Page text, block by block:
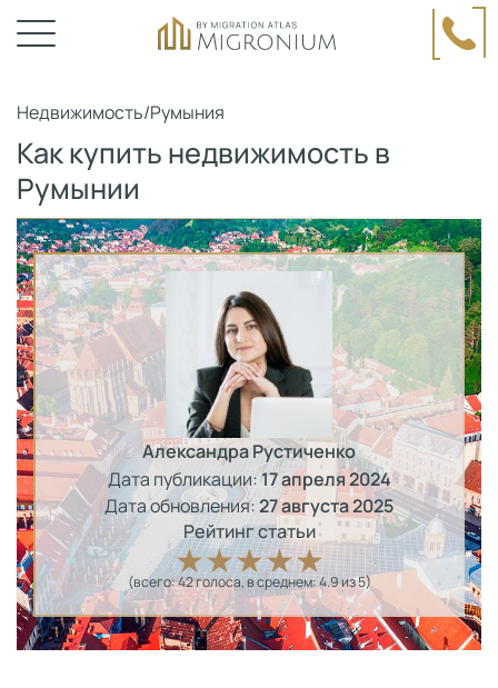
Недвижимость/Румыния
Как купить недвижимость в
Румынии
Александра Рустиченко
Дата публикации:17 апреля 2024
Дата обновления:27 августа 2025
Рейтинг статьи
(всего:42голоса, в среднем:4.9из 5)